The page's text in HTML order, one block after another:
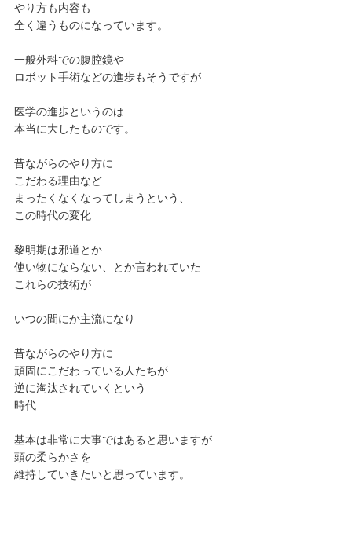
やり方も内容も
全く違うものになっています。
一般外科での腹腔鏡や
ロボット手術などの進歩もそうですが
医学の進歩というのは
本当に大したものです。
昔ながらのやり方に
こだわる理由など
まったくなくなってしまうという、
この時代の変化
黎明期は邪道とか
使い物にならない、とか言われていた
これらの技術が
いつの間にか主流になり
昔ながらのやり方に
頑固にこだわっている人たちが
逆に淘汰されていくという
時代
基本は非常に大事ではあると思いますが
頭の柔らかさを
維持していきたいと思っています。